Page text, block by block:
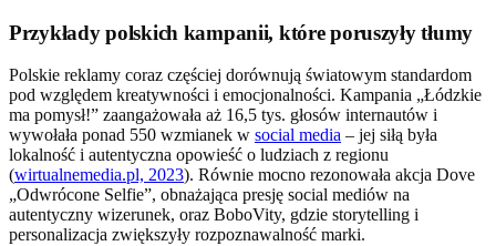
Przykłady polskich kampanii, które poruszyły tłumy
Polskie reklamy coraz częściej dorównują światowym standardom
pod względem kreatywności i emocjonalności. Kampania „Łódzkie
ma pomysł!” zaangażowała aż 16,5 tys. głosów internautów i
wywołała ponad 550 wzmianek w social media – jej siłą była
lokalność i autentyczna opowieść o ludziach z regionu
(wirtualnemedia.pl, 2023). Równie mocno rezonowała akcja Dove
„Odwrócone Selfie”, obnażająca presję social mediów na
autentyczny wizerunek, oraz BoboVity, gdzie storytelling i
personalizacja zwiększyły rozpoznawalność marki.